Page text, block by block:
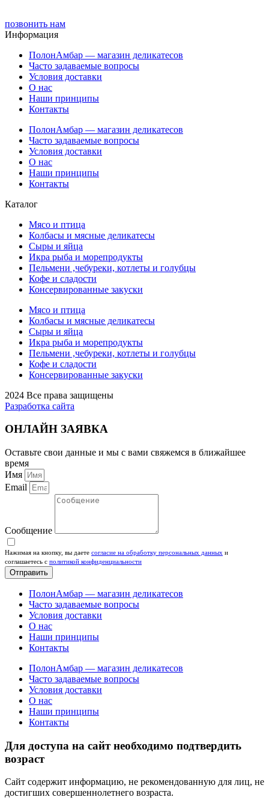
позвонить нам
Информация
ПолонАмбар — магазин деликатесов
Часто задаваемые вопросы
Условия доставки
О нас
Наши принципы
Контакты
ПолонАмбар — магазин деликатесов
Часто задаваемые вопросы
Условия доставки
О нас
Наши принципы
Контакты
Каталог
Мясо и птица
Колбасы и мясные деликатесы
Сыры и яйца
Икра рыба и морепродукты
Пельмени ,чебуреки, котлеты и голубцы
Кофе и сладости
Консервированные закуски
Мясо и птица
Колбасы и мясные деликатесы
Сыры и яйца
Икра рыба и морепродукты
Пельмени ,чебуреки, котлеты и голубцы
Кофе и сладости
Консервированные закуски
2024 Все права защищены
Разработка сайта
ОНЛАЙН ЗАЯВКА
Оставьте свои данные и мы с вами свяжемся в ближайшее
время
Имя
Email
Сообщение
Нажимая на кнопку, вы даете согласие на обработку персональных данных и
соглашаетесь c политикой конфиденциальности
Отправить
ПолонАмбар — магазин деликатесов
Часто задаваемые вопросы
Условия доставки
О нас
Наши принципы
Контакты
ПолонАмбар — магазин деликатесов
Часто задаваемые вопросы
Условия доставки
О нас
Наши принципы
Контакты
Для доступа на сайт необходимо подтвердить
возраст
Сайт содержит информацию, не рекомендованную для лиц, не
достигших совершеннолетнего возраста.